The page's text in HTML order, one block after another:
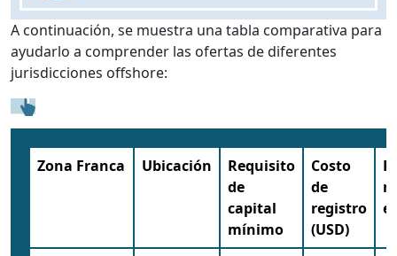
A continuación, se muestra una tabla comparativa para
ayudarlo a comprender las ofertas de diferentes
jurisdicciones offshore:
Zona Franca Ubicación
Requisito
de
capital
mínimo
Costo
de
registro
(USD)